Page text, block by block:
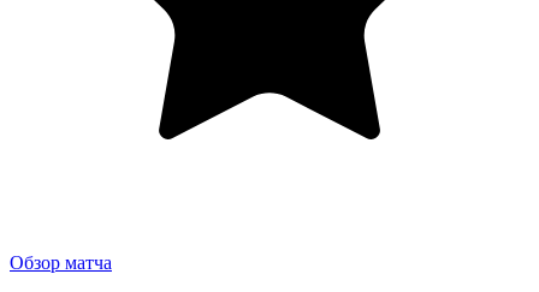
Обзор матча